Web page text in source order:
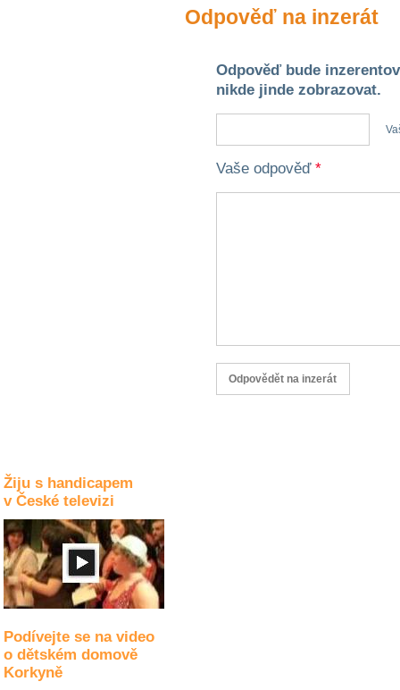
Žiju s handicapem
v České televizi
Podívejte se na video
o dětském domově
Korkyně
Odpověď na inzerát
Odpověď bude
nikde jinde zobrazovat.
Vaše odpověď *